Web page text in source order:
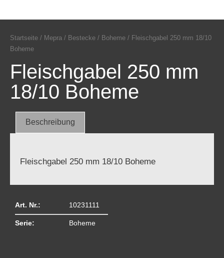
Startseite / Mepra / Bestecke / Boheme / Fleischgabel 250 mm 18/10
Boheme
Fleischgabel 250 mm
18/10 Boheme
Beschreibung
Fleischgabel 250 mm 18/10 Boheme
Art. Nr.: 10231111
Serie: Boheme